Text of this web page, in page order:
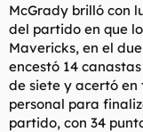
McGrady brilló con
del partido en que
Mavericks, en el
encestó 14
de siete y acertó
personal para
partido, con 34